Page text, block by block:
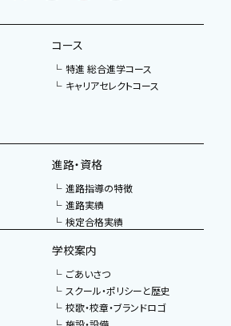
コース
特進 総合進学コース
キャリアセレクトコース
進路・資格
進路指導の特徴
進路実績
検定合格実績
学校案内
ごあいさつ
スクール・ポリシーと歴史
校歌・校章・ブランドロゴ